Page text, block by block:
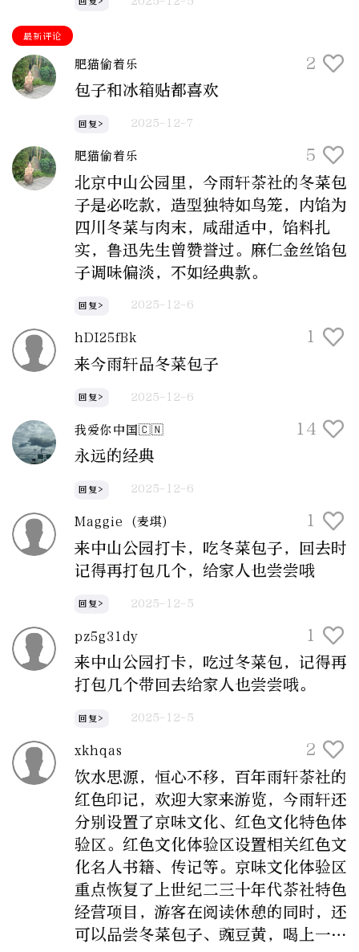
最新评论
肥猫偷着乐
2
包子和冰箱贴都喜欢
回复> 2025-12-7
肥猫偷着乐
5
北京中山公园里，今雨轩茶社的冬菜包
子是必吃款，造型独特如鸟笼，内馅为
四川冬菜与肉末，咸甜适中，馅料扎
实，鲁迅先生曾赞誉过。麻仁金丝馅包
子调味偏淡，不如经典款。
回复> 2025-12-6
hDI25fBk
1
来今雨轩品冬菜包子
回复> 2025-12-6
我爱你中国🇨🇳
14
永远的经典
回复> 2025-12-6
Maggie (麦琪)
1
来中山公园打卡，吃冬菜包子，回去时
记得再打包几个，给家人也尝尝哦
回复> 2025-12-5
pz5g31dy
1
来中山公园打卡，吃过冬菜包，记得再
打包几个带回去给家人也尝尝哦。
回复> 2025-12-5
xkhqas
2
饮水思源，恒心不移，百年雨轩茶社的
红色印记，欢迎大家来游览，今雨轩还
分别设置了京味文化、红色文化特色体
验区。红色文化体验区设置相关红色文
化名人书籍、传记等。京味文化体验区
重点恢复了上世纪二三十年代茶社特色
经营项目，游客在阅读休憩的同时，还
可以品尝冬菜包子、豌豆黄，喝上一杯